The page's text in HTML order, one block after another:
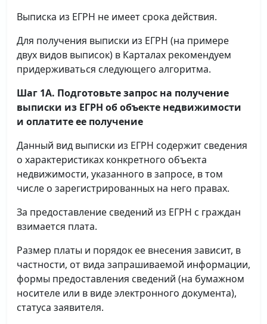
Выписка из ЕГРН не имеет срока действия.
Для получения выписки из ЕГРН (на примере
двух видов выписок) в Карталах рекомендуем
придерживаться следующего алгоритма.
Шаг 1А. Подготовьте запрос на получение
выписки из ЕГРН об объекте недвижимости
и оплатите ее получение
Данный вид выписки из ЕГРН содержит сведения
о характеристиках конкретного объекта
недвижимости, указанного в запросе, в том
числе о зарегистрированных на него правах.
За предоставление сведений из ЕГРН с граждан
взимается плата.
Размер платы и порядок ее внесения зависит, в
частности, от вида запрашиваемой информации,
формы предоставления сведений (на бумажном
носителе или в виде электронного документа),
статуса заявителя.